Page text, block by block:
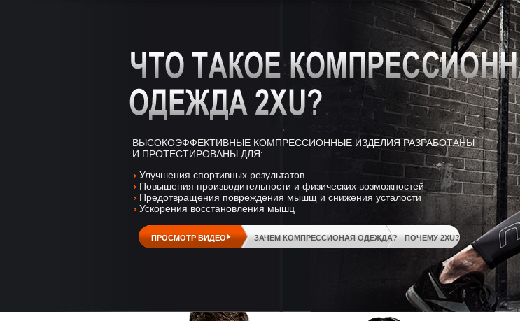
ВЫСОКОЭФФЕКТИВНЫЕ КОМПРЕССИОННЫЕ ИЗДЕЛИЯ РАЗРАБОТАНЫ
И ПРОТЕСТИРОВАНЫ ДЛЯ:
Улучшения спортивных результатов
Повышения производительности и физических возможностей
Предотвращения повреждения мышщ и снижения усталости
Ускорения восстановления мышц
ПРОСМОТР ВИДЕО ЗАЧЕМ КОМПРЕССИОНАЯ ОДЕЖДА? ПОЧЕМУ 2XU?